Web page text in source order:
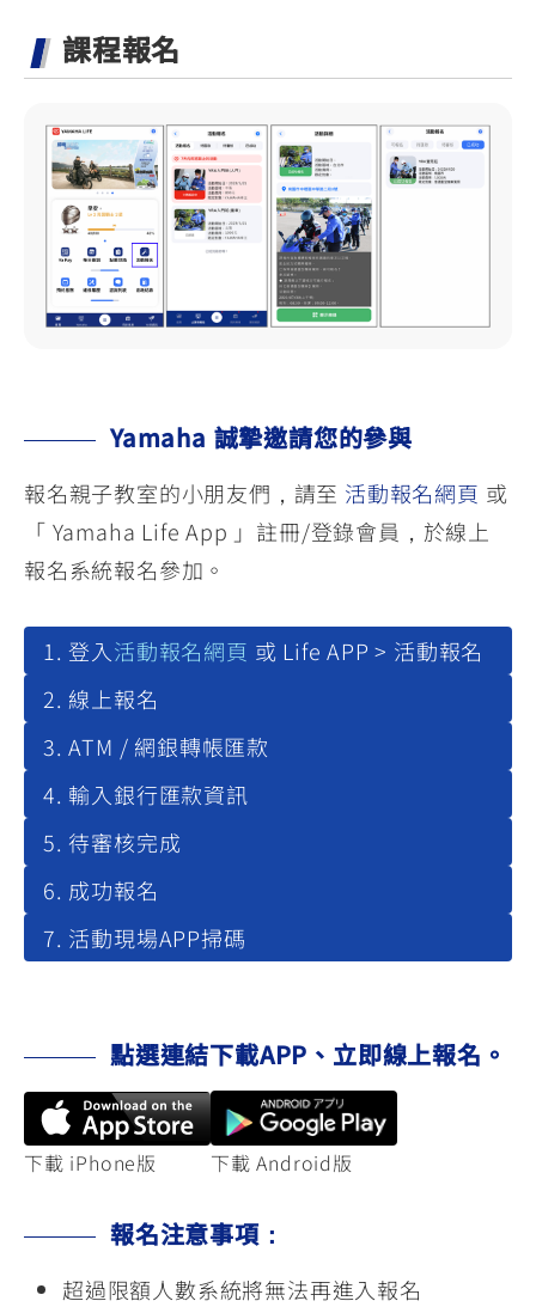
課程報名
Yamaha 誠摯邀請您的參與
報名親子教室的小朋友們，請至 活動報名網頁 或
「 Yamaha Life App 」註冊/登錄會員，於線上
報名系統報名參加。
登入活動報名網頁 或 Life APP > 活動報名
線上報名
ATM / 網銀轉帳匯款
輸入銀行匯款資訊
待審核完成
成功報名
活動現場APP掃碼
點選連結下載APP、立即線上報名。
下載 iPhone版 下載 Android版
報名注意事項：
超過限額人數系統將無法再進入報名